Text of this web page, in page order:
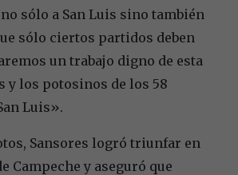
sólo a San Luis sino también
sólo ciertos partidos deben
un trabajo digno de esta
y los potosinos de los 58
Luis».
Sansores logró triunfar en
Campeche y aseguró que